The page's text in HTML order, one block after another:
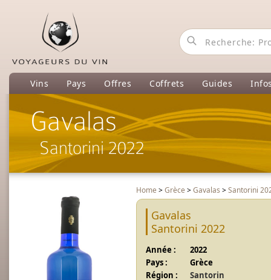
Vins Pays Offres Coffrets Guides
Gavalas
Santorini 2022
Home >Grèce >Gavalas >Santorini
Gavalas
Santorini 2022
Année :
2022
Pays :
Grèce
Région :
Santorin